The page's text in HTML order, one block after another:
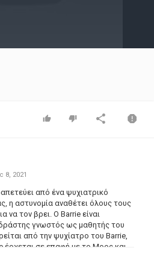
Video
8, 2021
από ένα ψυχιατρικό
η αστυνομία αναθέτει όλους τους
να τον βρει. Ο Barrie είναι
δράστης γνωστός ως μαθητής του
από την ψυχίατρο του Barrie,
έρχεται σε επαφή με το Μορς και
της γάτας και του